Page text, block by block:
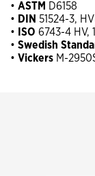
• ASTM
D6158
• DIN 51524-3,
•
ISO 6743-4 HV,
• Swedish
• Vickers M-